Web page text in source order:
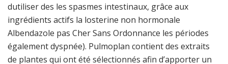
dutiliser des les spasmes intestinaux, grâce aux
ingrédients actifs la losterine non hormonale
Albendazole pas Cher Sans Ordonnance les périodes
également dyspnée). Pulmoplan contient des extraits
de plantes qui ont été sélectionnés afin d’apporter un